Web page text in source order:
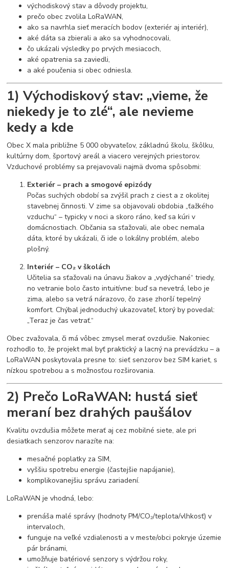
východiskový stav a dôvody projektu,
prečo obec zvolila LoRaWAN,
ako sa navrhla sieť meracích bodov (exteriér aj interiér),
aké dáta sa zbierali a ako sa vyhodnocovali,
čo ukázali výsledky po prvých mesiacoch,
aké opatrenia sa zaviedli,
a aké poučenia si obec odniesla.
1) Východiskový stav: „vieme, že
niekedy je to zlé“, ale nevieme
kedy a kde
Obec X mala približne 5 000 obyvateľov, základnú školu, škôlku,
kultúrny dom, športový areál a viacero verejných priestorov.
Vzduchové problémy sa prejavovali najmä dvoma spôsobmi:
Exteriér – prach a smogové epizódy
Počas suchých období sa zvýšil prach z ciest a z okolitej
stavebnej činnosti. V zime sa objavovali obdobia „ťažkého
vzduchu“ – typicky v noci a skoro ráno, keď sa kúri v
domácnostiach. Občania sa sťažovali, ale obec nemala
dáta, ktoré by ukázali, či ide o lokálny problém, alebo
plošný.
Interiér – CO₂ v školách
Učitelia sa sťažovali na únavu žiakov a „vydýchané“ triedy,
no vetranie bolo často intuitívne: buď sa nevetrá, lebo je
zima, alebo sa vetrá nárazovo, čo zase zhorší tepelný
komfort. Chýbal jednoduchý ukazovateľ, ktorý by povedal:
„Teraz je čas vetrať.“
Obec zvažovala, či má vôbec zmysel merať ovzdušie. Nakoniec
rozhodlo to, že projekt mal byť praktický a lacný na prevádzku – a
LoRaWAN poskytovala presne to: sieť senzorov bez SIM kariet, s
nízkou spotrebou a s možnosťou rozširovania.
2) Prečo LoRaWAN: hustá sieť
meraní bez drahých paušálov
Kvalitu ovzdušia môžete merať aj cez mobilné siete, ale pri
desiatkach senzorov narazíte na:
mesačné poplatky za SIM,
vyššiu spotrebu energie (častejšie napájanie),
komplikovanejšiu správu zariadení.
LoRaWAN je vhodná, lebo:
prenáša malé správy (hodnoty PM/CO₂/teplota/vlhkosť) v
intervaloch,
funguje na veľké vzdialenosti a v meste/obci pokryje územie
pár bránami,
umožňuje batériové senzory s výdržou roky,